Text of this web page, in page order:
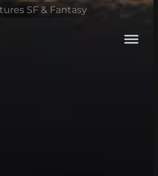
SF & Fantasy